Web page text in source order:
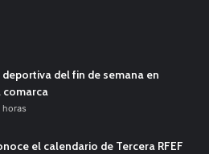
deportiva del fin de semana en
comarca
horas
el calendario de Tercera RFEF